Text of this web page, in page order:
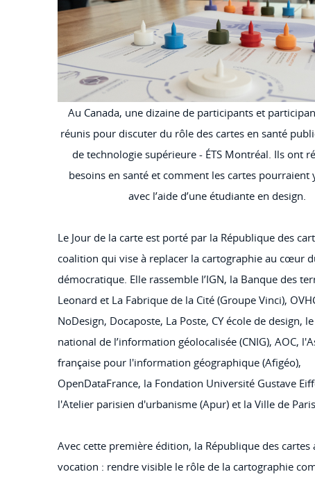
Au Canada, une dizaine de participants et
réunis pour discuter du rôle des cartes en santé
de technologie supérieure - ÉTS Montréal. Ils ont
besoins en santé et comment les cartes pourraient
avec l’aide d’une étudiante en design.
Le Jour de la carte est porté par la République des
coalition qui vise à replacer la cartographie au cœur
démocratique. Elle rassemble l’IGN, la Banque des
Leonard et La Fabrique de la Cité (Groupe Vinci),
NoDesign, Docaposte, La Poste, CY école de design,
national de l’information géolocalisée (CNIG), AOC,
française pour l'information géographique (Afigéo),
OpenDataFrance, la Fondation Université Gustave
l'Atelier parisien d'urbanisme (Apur) et la Ville de Paris.
Avec cette première édition, la République des cartes
vocation : rendre visible le rôle de la cartographie